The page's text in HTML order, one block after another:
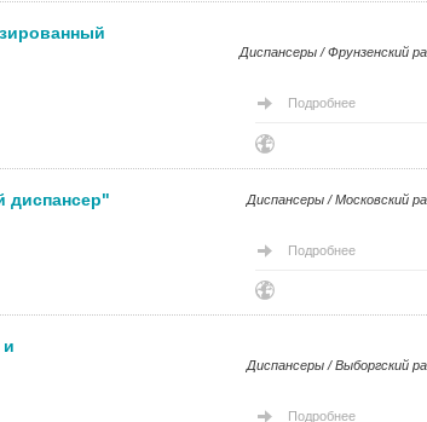
Диспансеры / Фрунзенский
Подробнее
диспансер" Диспансеры / Московский
Подробнее
Диспансеры / Выборгский
Подробнее